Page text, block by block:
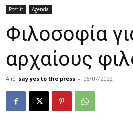
Post it Agenda
Φιλοσοφία
αρχαίους
Από say yes to the press - 05/07/2022